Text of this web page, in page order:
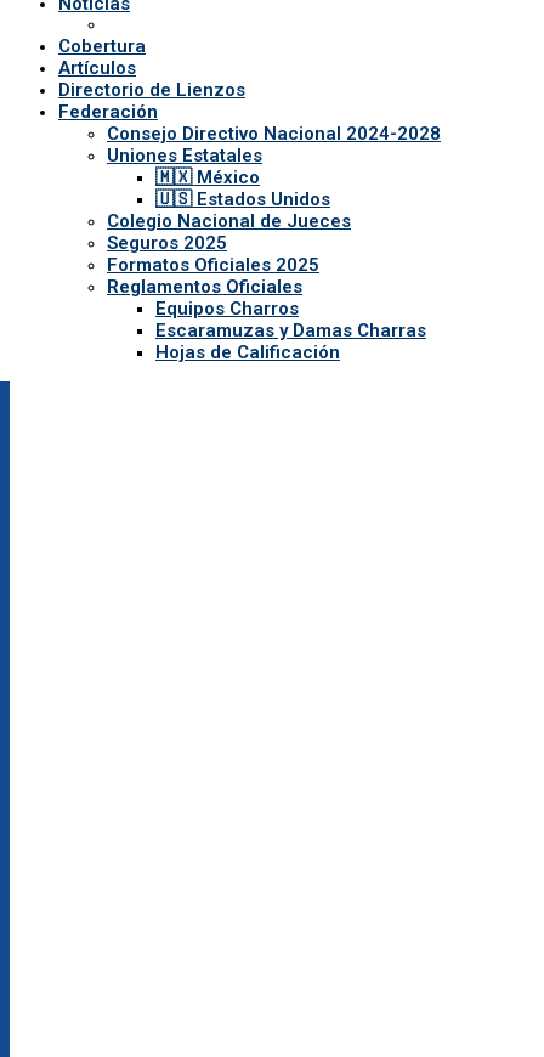
Cobertura
Artículos
Directorio de Lienzos
Federación
Consejo Directivo Nacional 2024-2028
Uniones Estatales
🇲🇽 México
🇺🇸 Estados Unidos
Colegio Nacional de Jueces
Seguros 2025
Formatos Oficiales 2025
Reglamentos Oficiales
Equipos Charros
Escaramuzas y Damas Charras
Hojas de Calificación